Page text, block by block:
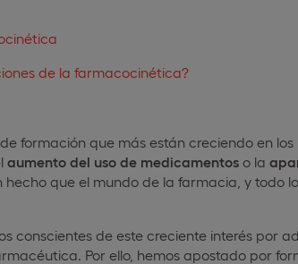
de la farmacocinética?
formación que más están creciendo en los
aumento del uso de medicamentos o la
que el mundo de la farmacia, y todo
conscientes de este creciente interés por
Por ello, hemos apostado por